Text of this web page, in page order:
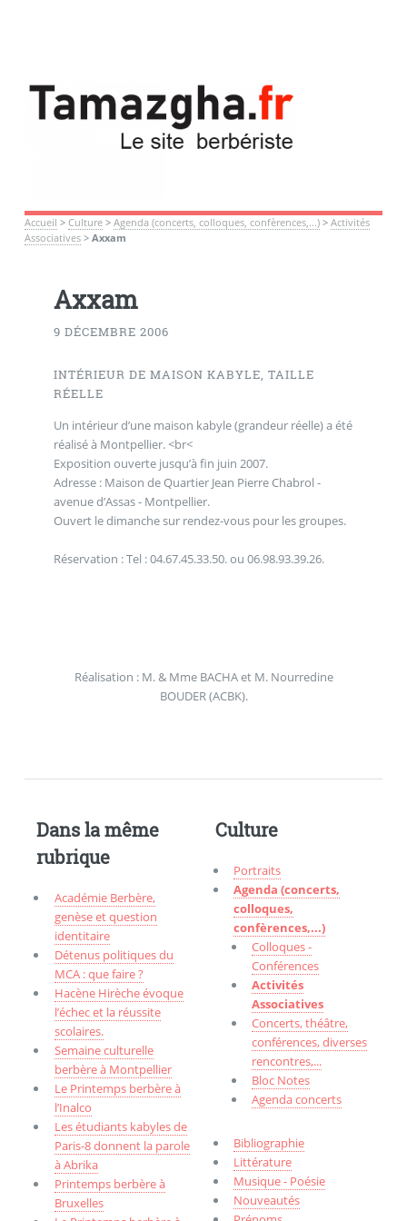
Accueil > Culture> Agenda (concerts, colloques, confèrences,...)> Activités
Associatives> Axxam
Axxam
9 DÉCEMBRE 2006
INTÉRIEUR DE MAISON KABYLE, TAILLE
RÉELLE
Un intérieur d’une maison kabyle (grandeur réelle) a été
réalisé à Montpellier. <br<
Exposition ouverte jusqu’à fin juin 2007.
Adresse : Maison de Quartier Jean Pierre Chabrol -
avenue d’Assas - Montpellier.
Ouvert le dimanche sur rendez-vous pour les groupes.
Réservation : Tel : 04.67.45.33.50. ou 06.98.93.39.26.
Réalisation : M. & Mme BACHA et M. Nourredine
BOUDER (ACBK).
Dans la même
rubrique
Académie Berbère,
genèse et question
identitaire
Détenus politiques du
MCA : que faire ?
Hacène Hirèche évoque
l’échec et la réussite
scolaires.
Semaine culturelle
berbère à Montpellier
Le Printemps berbère à
l’Inalco
Les étudiants kabyles de
Paris-8 donnent la parole
à Abrika
Printemps berbère à
Bruxelles
Culture
Portraits
Agenda (concerts,
colloques,
confèrences,...)
Colloques -
Conférences
Activités
Associatives
Concerts, théâtre,
conférences, diverses
rencontres,...
Bloc Notes
Agenda concerts
Bibliographie
Littérature
Musique - Poésie
Nouveautés